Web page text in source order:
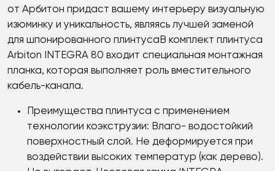
от Арбитон придаст вашему интерьеру визуальную
изюминку и уникальность, являясь лучшей заменой
для шпонированного плинтусаВ комплект плинтуса
Arbiton INTEGRA 80 входит специальная монтажная
планка, которая выполняет роль вместительного
кабель-канала.
Преимущества плинтуса с применением
технологии коэкструзии: Влаго- водостойкий
поверхностный слой. Не деформируется при
воздействии высоких температур (как дерево).